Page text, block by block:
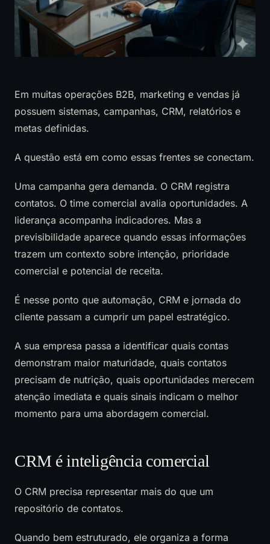
Em muitas operações B2B, marketing e vendas já
possuem sistemas, campanhas, CRM, relatórios e
metas definidas.
A questão está em como essas frentes se conectam.
Uma campanha gera demanda. O CRM registra
contatos. O time comercial avalia oportunidades. A
liderança acompanha indicadores. Mas a
previsibilidade aparece quando essas informações
trazem um contexto sobre intenção, prioridade
comercial e potencial de receita.
É nesse ponto que automação, CRM e jornada do
cliente passam a cumprir um papel estratégico.
A sua empresa passa a identificar quais contas
demonstram maior maturidade, quais contatos
precisam de nutrição, quais oportunidades merecem
atenção imediata e quais sinais indicam o melhor
momento para uma abordagem comercial.
CRM é inteligência comercial
O CRM precisa representar mais do que um
repositório de contatos.
Quando bem estruturado, ele organiza a forma